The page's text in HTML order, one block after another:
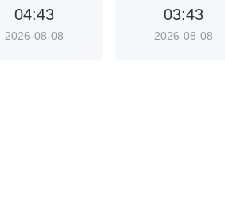
04:43
2026-08-08
03:43
2026-08-08